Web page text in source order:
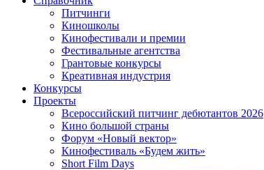
Питчинги
Киношколы
Кинофестивали и премии
Фестивальные агентства
Грантовые конкурсы
Креативная индустрия
Конкурсы
Проекты
Всероссийский питчинг дебютантов 2026
Кино большой страны
Форум «Новый вектор»
Кинофестиваль «Будем жить»
Short Film Days